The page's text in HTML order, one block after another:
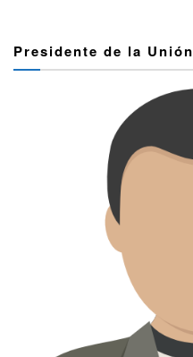
Presidente de la Unión